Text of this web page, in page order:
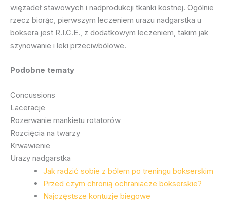
więzadeł stawowych i nadprodukcji tkanki kostnej. Ogólnie
rzecz biorąc, pierwszym leczeniem urazu nadgarstka u
boksera jest R.I.C.E., z dodatkowym leczeniem, takim jak
szynowanie i leki przeciwbólowe.
Podobne tematy
Concussions
Laceracje
Rozerwanie mankietu rotatorów
Rozcięcia na twarzy
Krwawienie
Urazy nadgarstka
Jak radzić sobie z bólem po treningu bokserskim
Przed czym chronią ochraniacze bokserskie?
Najczęstsze kontuzje biegowe